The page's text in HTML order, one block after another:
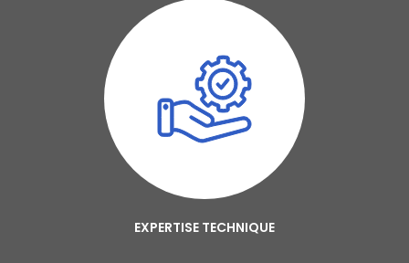
EXPERTISE TECHNIQUE